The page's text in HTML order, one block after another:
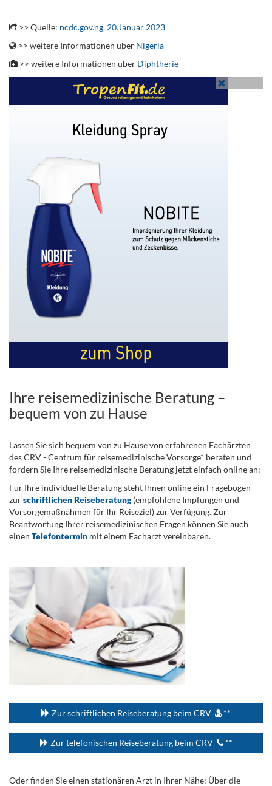
>> Quelle: ncdc.gov.ng, 20.Januar 2023
>> weitere Informationen über Nigeria
>> weitere Informationen über Diphtherie
Ihre reisemedizinische Beratung –
bequem von zu Hause
Lassen Sie sich bequem von zu Hause von erfahrenen Fachärzten
des CRV - Centrum für reisemedizinische Vorsorge* beraten und
fordern Sie Ihre reisemedizinische Beratung jetzt einfach online an:
Für Ihre individuelle Beratung steht Ihnen online ein Fragebogen
zurschriftlichen Reiseberatung(empfohlene Impfungen und
Vorsorgemaßnahmen für Ihr Reiseziel) zur Verfügung. Zur
Beantwortung Ihrer reisemedizinischen Fragen können Sie auch
einen Telefontermin mit einem Facharzt vereinbaren.
Zur schriftlichen Reiseberatung beim CRV **
Zur telefonischen Reiseberatung beim CRV **
Oder finden Sie einen stationären Arzt in Ihrer Nähe: Über die